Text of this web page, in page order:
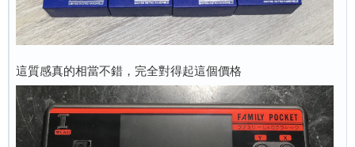
這質感真的相當不錯，完全對得起這個價格